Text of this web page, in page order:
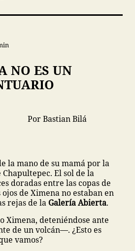
NO ES UN
Por Bastian Bilá
la mano de su mamá por la
El sol de la
doradas entre las copas de
de Ximena no estaban en
rejas de la Galería Abierta.
deteniéndose ante
de un volcán—. ¿Esto es
vamos?